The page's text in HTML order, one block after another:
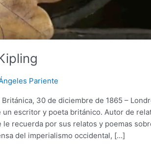
Pariente
30 de diciembre de 1865 –
un escritor y poeta británico. Autor de
recuerda por sus relatos y poemas
del imperialismo occidental, […]